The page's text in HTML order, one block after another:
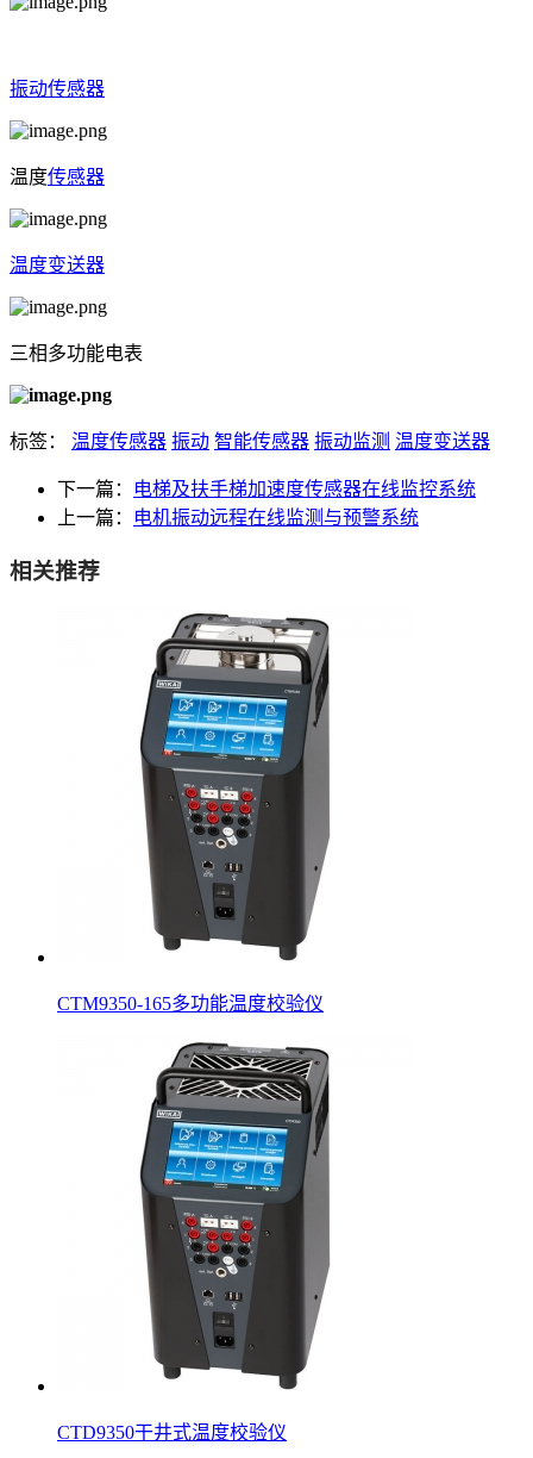
振动传感器
温度传感器
温度变送器
三相多功能电表
标签： 温度传感器 振动 智能传感器 振动监测 温度变送器
下一篇：
电梯及扶手梯加速度传感器在线监控系统
上一篇：
电机振动远程在线监测与预警系统
相关推荐
CTM9350-165多功能温度校验仪
CTD9350干井式温度校验仪